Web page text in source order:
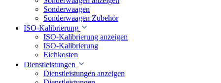
Sonderwaagen
Sonderwaagen Zubehör
ISO-Kalibrierung
ISO-Kalibrierung anzeigen
ISO-Kalibrierung
Eichkosten
Dienstleistungen
Dienstleistungen anzeigen